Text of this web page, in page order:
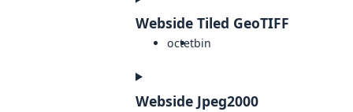
Webside Tiled GeoTIFF
octetbin
Webside Jpeg2000